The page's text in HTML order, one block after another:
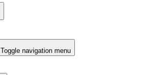
Toggle navigation menu